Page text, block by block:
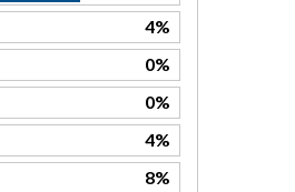
4%
0%
0%
4%
8%